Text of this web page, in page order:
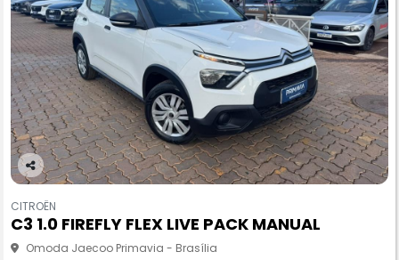
Co
pa
rtil
he
CITROËN
C3 1.0 FIREFLY FLEX LIVE PACK MANUAL
Omoda Jaecoo Primavia - Brasília